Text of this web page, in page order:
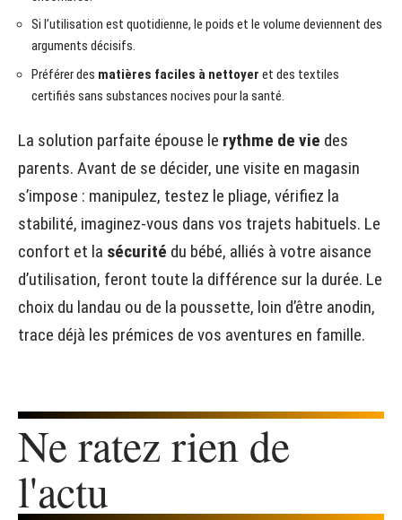
Si l’utilisation est quotidienne, le poids et le volume deviennent des
arguments décisifs.
Préférer des matières faciles à nettoyer et des textiles
certifiés sans substances nocives pour la santé.
La solution parfaite épouse le rythme de vie des
parents. Avant de se décider, une visite en magasin
s’impose : manipulez, testez le pliage, vérifiez la
stabilité, imaginez-vous dans vos trajets habituels. Le
confort et la sécurité du bébé, alliés à votre aisance
d’utilisation, feront toute la différence sur la durée. Le
choix du landau ou de la poussette, loin d’être anodin,
trace déjà les prémices de vos aventures en famille.
Ne ratez rien de
l'actu